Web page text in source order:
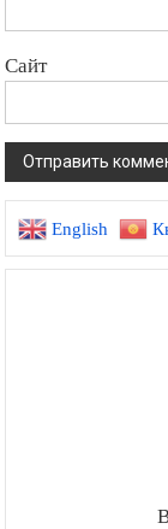
Сайт
English